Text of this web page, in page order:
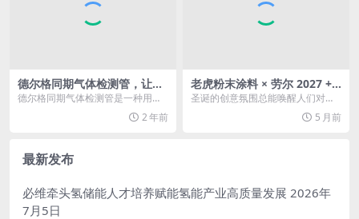
德尔格同期气体检测管，让风
险和潜在危险一览无余
德尔格同期气体检测管是一种用于
检测空气中有毒有害气体的设备，
2 年前
老虎粉末涂料 × 劳尔 2027 +
色彩趋势 匠造粉末涂料新美学
圣诞的创意氛围总能唤醒人们对色
彩的无限想象，而当前沿的色彩趋
5 月前
最新发布
必维牵头氢储能人才培养赋能氢能产业高质量发展 2026年
7月5日